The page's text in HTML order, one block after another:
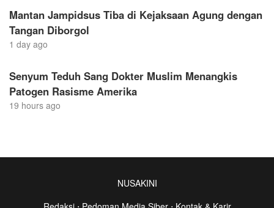
Mantan Jampidsus Tiba di Kejaksaan Agung dengan
Tangan Diborgol
1 day ago
Senyum Teduh Sang Dokter Muslim Menangkis
Patogen Rasisme Amerika
19 hours ago
NUSAKINI